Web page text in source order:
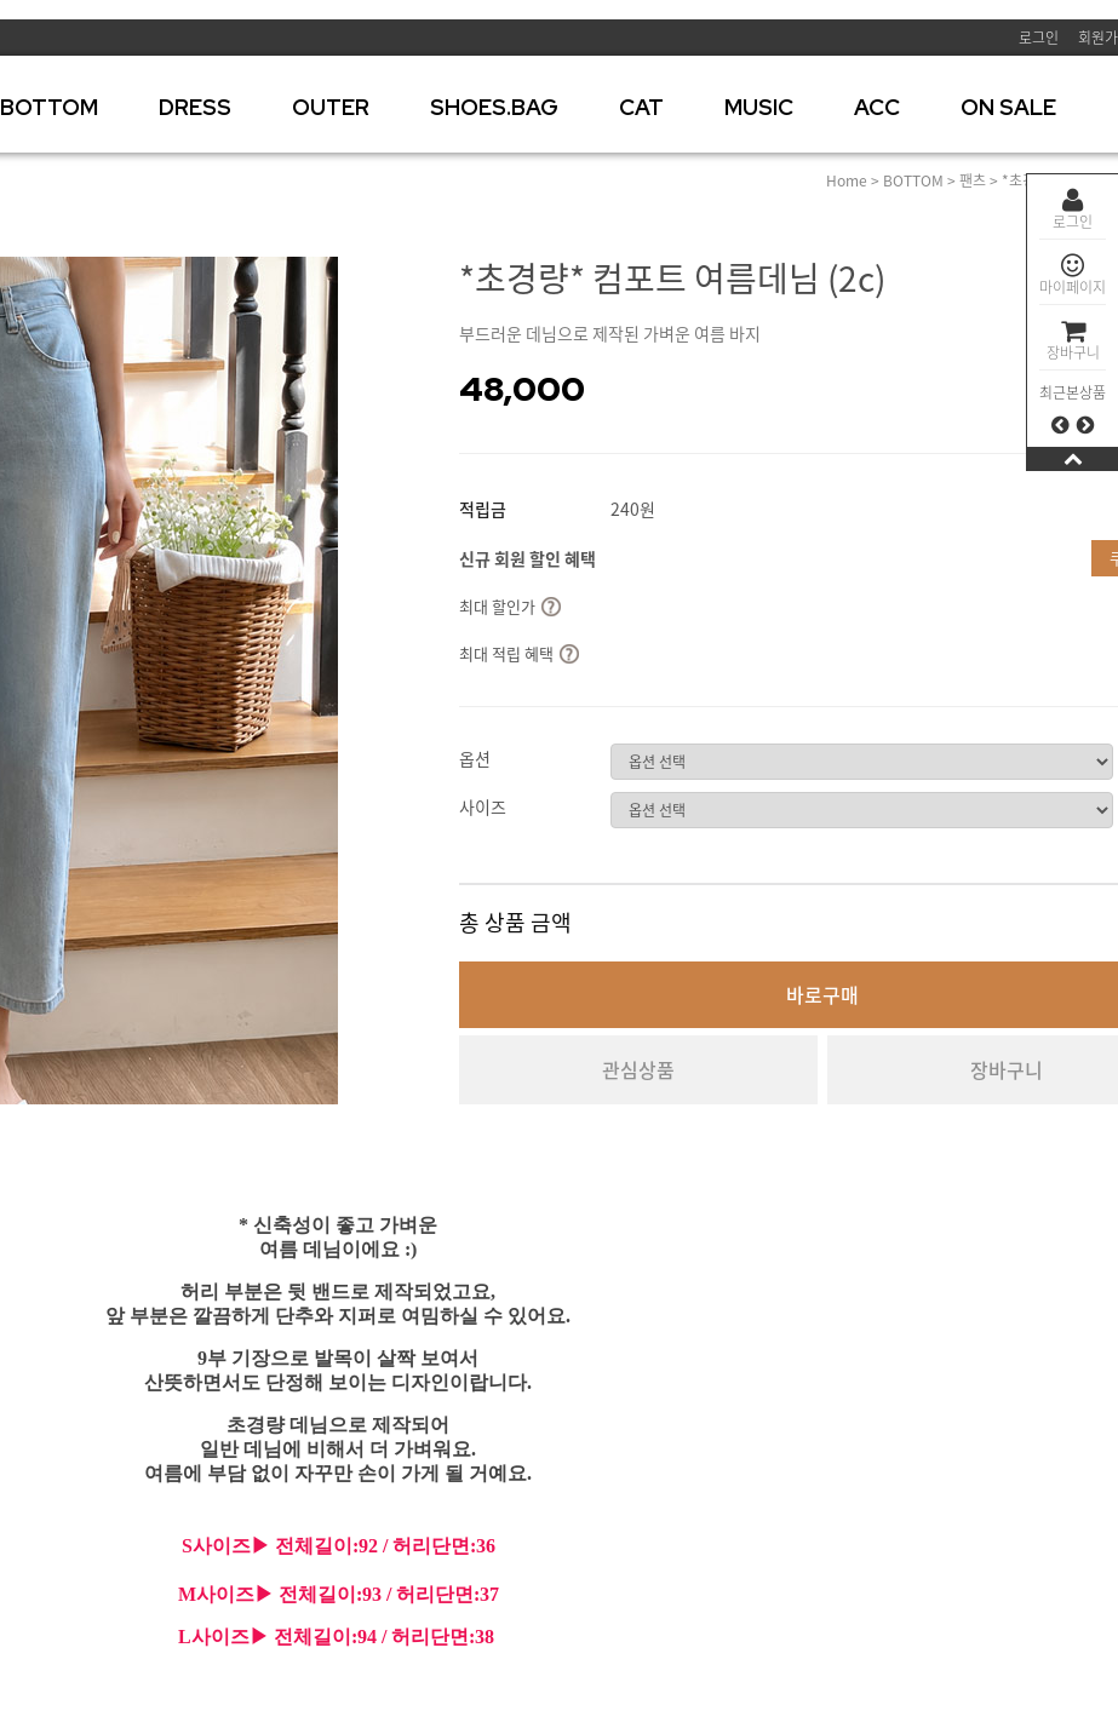
로그인
마이페이지
장바구니
최근본상품
로그인 회원
BOTTOM DRESS OUTER SHOES.BAG CAT MUSIC ACC ON SALE
Home > BOTTOM > 팬츠> *초경량* 컴포트
*초경량* 컴포트 여름데님 (2c)
부드러운 데님으로 제작된 가벼운 여름 바지
48,000
적립금 240원
신규 회원 할인 혜택
최대 할인가
최대 적립 혜택
옵션
사이즈
총 상품 금액
바로구매
관심상품 장바구니
* 신축성이 좋고 가벼운
여름 데님이에요 :)
허리 부분은 뒷 밴드로 제작되었고요,
앞 부분은 깔끔하게 단추와 지퍼로 여밈하실 수 있어요.
9부 기장으로 발목이 살짝 보여서
산뜻하면서도 단정해 보이는 디자인이랍니다.
초경량 데님으로 제작되어
일반 데님에 비해서 더 가벼워요.
여름에 부담 없이 자꾸만 손이 가게 될 거예요.
S사이즈▶ 전체길이:92 / 허리단면:36
M사이즈▶ 전체길이:93 / 허리단면:37
L사이즈▶ 전체길이:94 / 허리단면:38